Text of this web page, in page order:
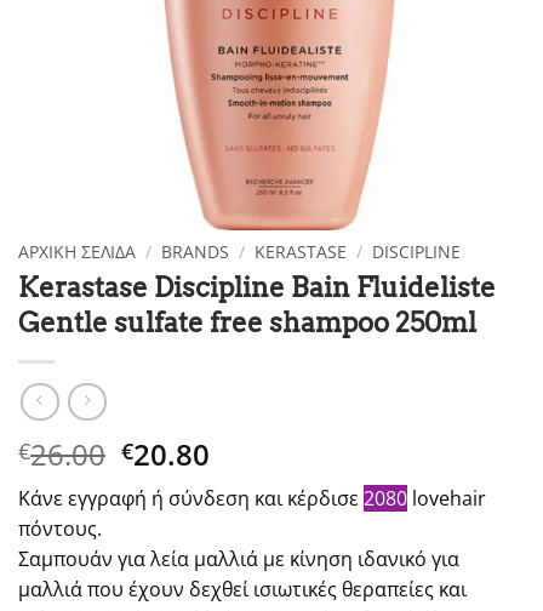
ΑΡΧΙΚΉ ΣΕΛΊΔΑ / BRANDS / KERASTASE / DISCIPLINE
Kerastase Discipline Bain Fluideliste
Gentle sulfate free shampoo 250ml
€26.00 Original
price
was:
€26.00.
€20.80
τρέχουσα
τιμή
είναι:
€20.80.
Κάνε εγγραφή ή σύνδεση και κέρδισε 2080 lovehair
πόντους.
Σαμπουάν για λεία μαλλιά με κίνηση ιδανικό για
μαλλιά που έχουν δεχθεί ισιωτικές θεραπείες και